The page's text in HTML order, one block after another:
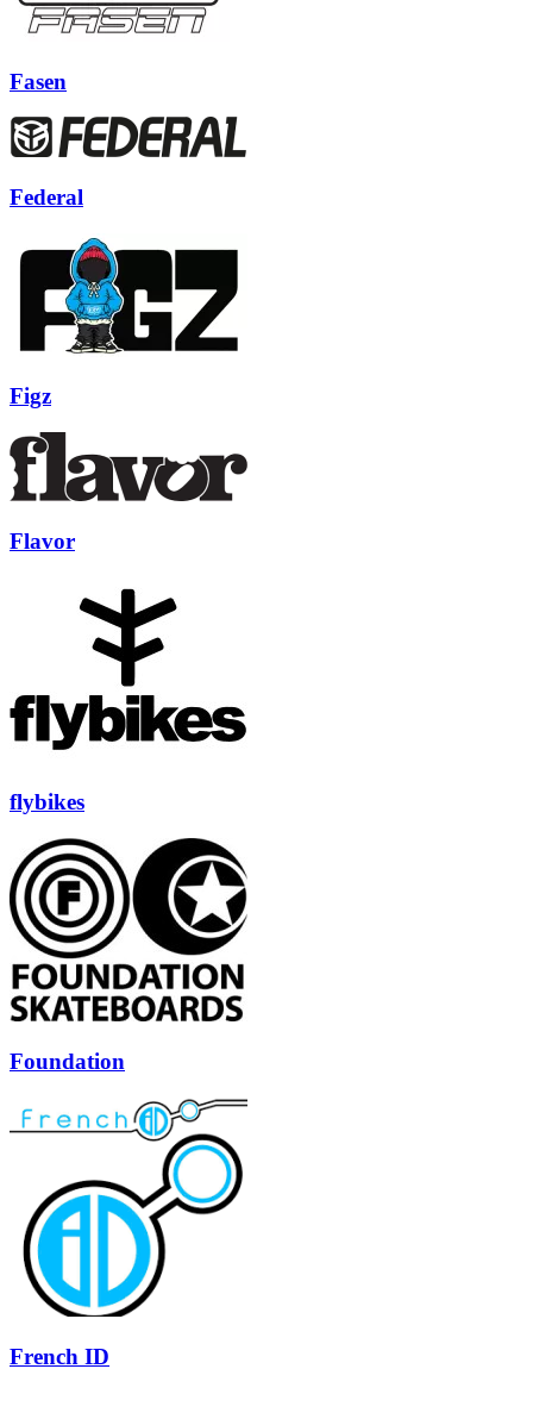
Fasen
Federal
Figz
Flavor
flybikes
Foundation
French ID